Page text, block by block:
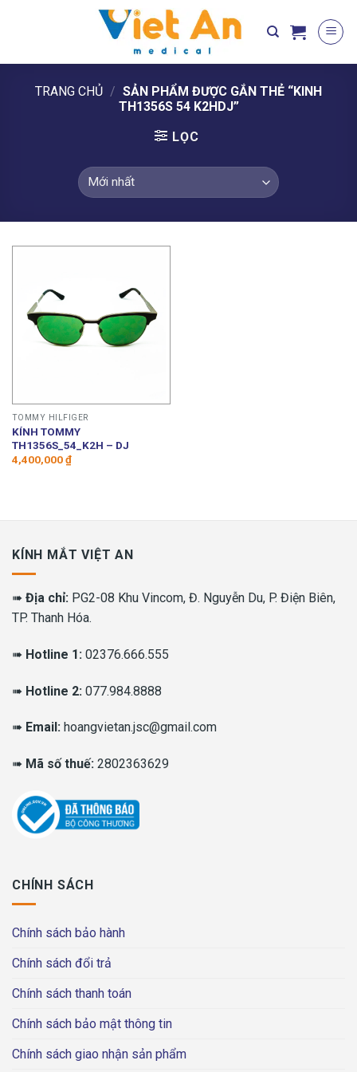
TRANG CHỦ / SẢN PHẨM ĐƯỢC GẮN THẺ “KINH
TH1356S 54 K2HDJ”
LỌC
TOMMY HILFIGER
KÍNH TOMMY
TH1356S_54_K2H – DJ
4,400,000₫
KÍNH MẮT VIỆT AN
➠ Địa chỉ: PG2-08 Khu Vincom, Đ. Nguyễn Du, P. Điện Biên,
TP. Thanh Hóa.
➠ Hotline 1: 02376.666.555
➠ Hotline 2: 077.984.8888
➠ Email: hoangvietan.jsc@gmail.com
➠ Mã số thuế: 2802363629
CHÍNH SÁCH
Chính sách bảo hành
Chính sách đổi trả
Chính sách thanh toán
Chính sách bảo mật thông tin
Chính sách giao nhận sản phẩm